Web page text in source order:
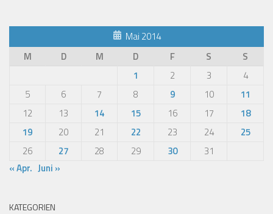
Mai 2014
M
D M D F S
S
1
2 3
4
5
6 7 8 9 10
11
12
13 14 15 16 17
18
19
20 21 22 23 24
25
26
27 28 29 30
31
« Apr. Juni »
KATEGORIEN